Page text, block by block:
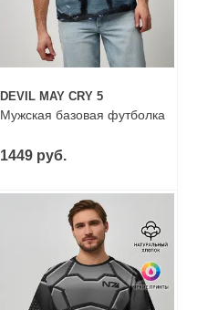
DEVIL MAY CRY 5
Мужская базовая футболка
1449 руб.